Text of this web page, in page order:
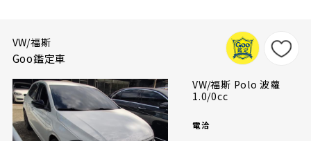
VW/福斯
Goo鑑定車
VW/福斯 Polo 波蘿
1.0/0cc
電洽